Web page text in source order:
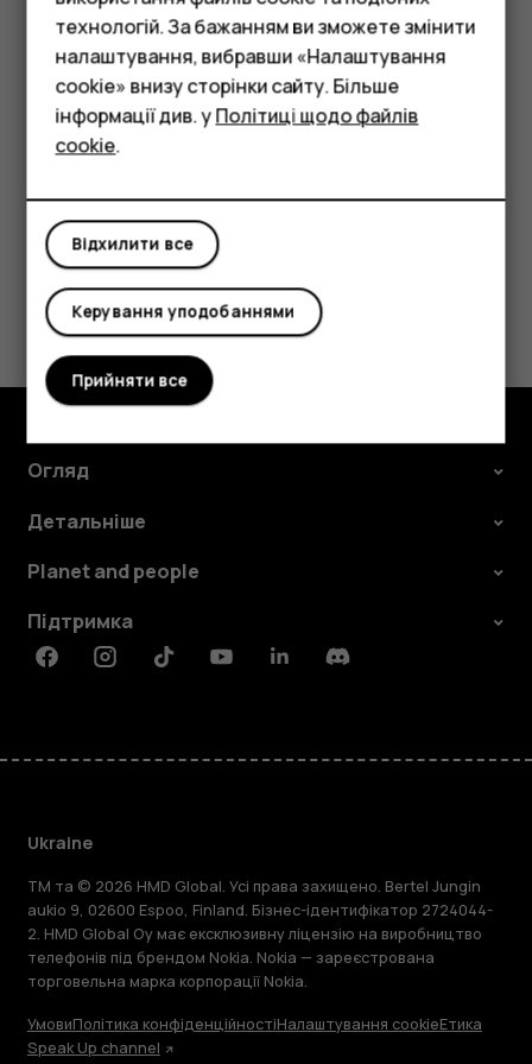
Смартфони
Фічерфони
Аксесуари
Планшети
Видалення зустрічі
Торкніться події.
Торкніться
>
Це було для вас корисним?
Так Ні
Огляд
Детальніше
Planet and people
Підтримка
FacebookInstagramTiktokYoutubeLinkedinDiscord
Ukraine
TM та © 2026 HMD Global. Усі права захищено. Bertel Jungin
aukio 9, 02600 Espoo, Finland. Бізнес-ідентифікатор 2724044-
2. HMD Global Oy має ексклюзивну ліцензію на виробництво
телефонів під брендом Nokia. Nokia — зареєстрована
торговельна марка корпорації Nokia.
УмовиПолітика конфіденційностіНалаштування cookieЕтика
Speak Up channel
технологій. За бажанням ви зможете змінити
налаштування, вибравши «Налаштування
cookie» внизу сторінки сайту. Більше
інформації див. уПолітиці щодо файлів
cookie.
Відхилити все
Керування уподобаннями
Прийняти все